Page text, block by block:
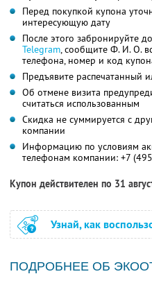
Перед покупкой купона
интересующую дату
После этого забронируйте
Telegram, сообщите Ф. И. О.
телефона, номер и код
Предъявите распечатанный
Об отмене визита
считаться использованным
Скидка не суммируется с
компании
Информацию по условиям
телефонам компании: +7
Купон действителен по 31
Узнай, как
ПОДРОБНЕЕ ОБ